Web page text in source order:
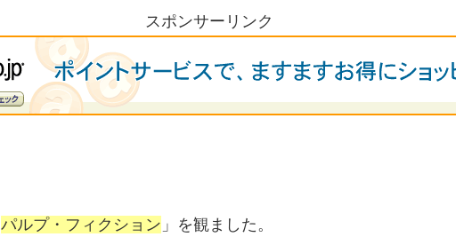
スポンサーリンク
パルプ・フィクション 」を観ました。